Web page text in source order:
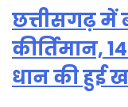
छत्तीसगढ़ में
कीर्तिमान,
धान की हुई